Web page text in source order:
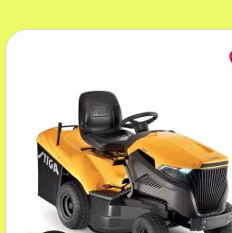
kolory pigmentów,